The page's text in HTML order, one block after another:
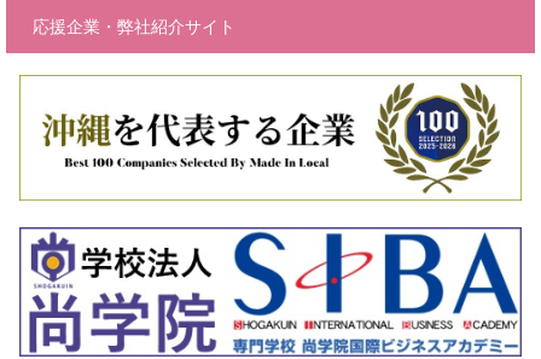
応援企業・弊社紹介サイト